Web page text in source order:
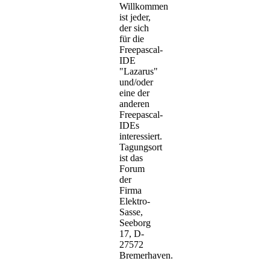
Willkommen
ist jeder,
der sich
für die
Freepascal-
IDE
"Lazarus"
und/oder
eine der
anderen
Freepascal-
IDEs
interessiert.
Tagungsort
ist das
Forum
der
Firma
Elektro-
Sasse,
Seeborg
17, D-
27572
Bremerhaven.